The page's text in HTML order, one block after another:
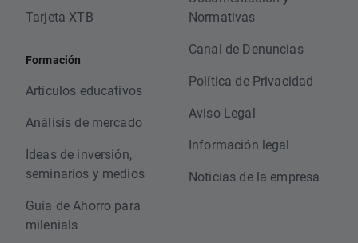
Tarjeta XTB
Formación
Artículos educativos
Análisis de mercado
Ideas de inversión,
seminarios y medios
Guía de Ahorro para
milenials
Normativas
Canal de Denuncias
Política de Privacidad
Aviso Legal
Información legal
Noticias de la empresa